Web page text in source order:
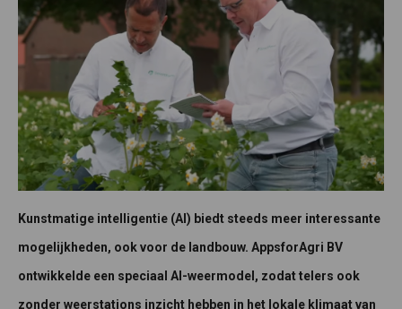
Kunstmatige intelligentie (AI) biedt steeds meer interessante
mogelijkheden, ook voor de landbouw. AppsforAgri BV
ontwikkelde een speciaal AI-weermodel, zodat telers ook
zonder weerstations inzicht hebben in het lokale klimaat van